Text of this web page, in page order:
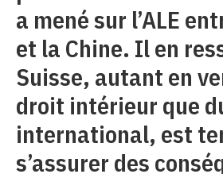
a mené sur l’ALE
et la Chine. Il en
Suisse, autant en
droit intérieur que
international, est
s’assurer des